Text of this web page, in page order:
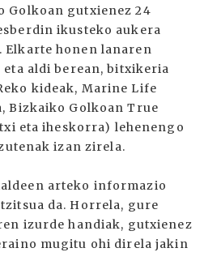
Golkoan gutxienez 24
ikusteko aukera
Elkarte honen lanaren
aldi berean, bitxikeria
kideak, Marine Life
Bizkaiko Golkoan True
eta iheskorra) lehenengo
izan zirela.
arteko informazio
da. Horrela, gure
izurde handiak, gutxienez
mugitu ohi direla jakin